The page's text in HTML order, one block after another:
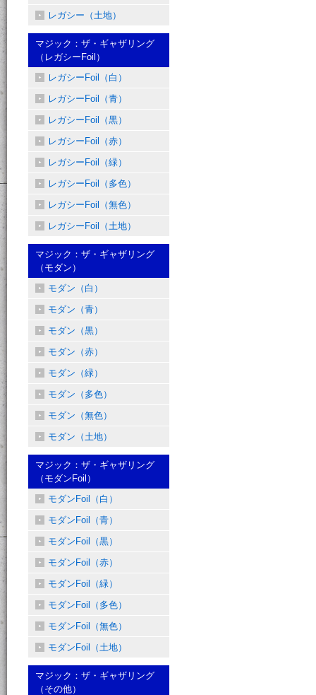
レガシー（土地）
マジック：ザ・ギャザリング
（レガシーFoil）
レガシーFoil（白）
レガシーFoil（青）
レガシーFoil（黒）
レガシーFoil（赤）
レガシーFoil（緑）
レガシーFoil（多色）
レガシーFoil（無色）
レガシーFoil（土地）
マジック：ザ・ギャザリング
（モダン）
モダン（白）
モダン（青）
モダン（黒）
モダン（赤）
モダン（緑）
モダン（多色）
モダン（無色）
モダン（土地）
マジック：ザ・ギャザリング
（モダンFoil）
モダンFoil（白）
モダンFoil（青）
モダンFoil（黒）
モダンFoil（赤）
モダンFoil（緑）
モダンFoil（多色）
モダンFoil（無色）
モダンFoil（土地）
マジック：ザ・ギャザリング
（その他）